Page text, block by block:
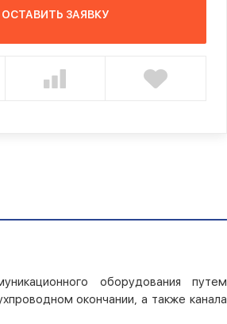
ОСТАВИТЬ ЗАЯВКУ
оборудования путем
окончании, а также канала